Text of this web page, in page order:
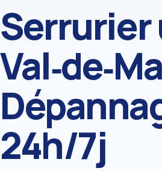
Serrurier
24h/7j